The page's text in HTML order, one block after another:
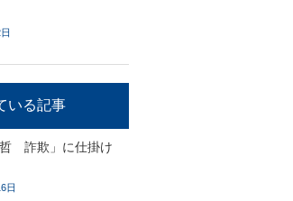
いる記事
哲 詐欺」に仕掛け
日